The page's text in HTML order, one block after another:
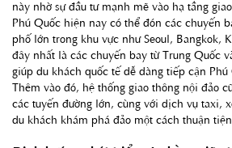
này nhờ sự đầu tư mạnh mẽ vào hạ tầng
Phú Quốc hiện nay có thể đón các chuyến
phố lớn trong khu vực như Seoul, Bangkok,
đây nhất là các chuyến bay từ Trung Quốc
giúp du khách quốc tế dễ dàng tiếp cận
Thêm vào đó, hệ thống giao thông nội đảo
các tuyến đường lớn, cùng với dịch vụ taxi,
du khách khám phá đảo một cách thuận